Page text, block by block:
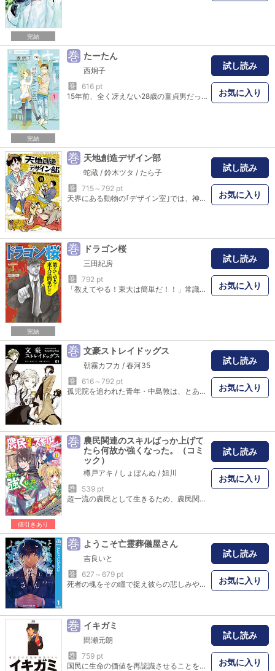
完結
完結
巻 たーたん
西炯子
巻
616 pt
15年前、全く冴えない28歳の童貞男だった上田敦は、 友人から赤ん坊を預かる。その友人は殺人を犯し刑務所に入ったのだ。 赤ん坊の名は鈴。敦は鈴を娘として懸命に育てた。 鈴は父を「たーたん」と呼ぶ。 父は出生について娘に何も話していない。鈴は何も知らない。 ワケあり父娘の心ヒリヒリコメディ！ 西炯子初の青年漫画誌連載作にして意欲作、待望の単行本第1巻。 ビッグコミックオリジナルにてシリーズ連載中。
試し読み
お気に入り
巻 天地創造デザイン部
蛇蔵 / 鈴木ツタ / たら子
巻
715～792 pt
天界にある動物の｢デザイン室｣では、神様(クライアント)からのムチャ振りを受けて、日々さまざまな動物がデザインされていた。｢ユニコーンってなんで存在しないの?｣｢美味しい生き物の条件って?｣｢海で最強の動物は?｣｢蛇と鳥、どっちが強い?｣など、面白くてためになるコメディ満載!! マンガの単行本とは思えない、登場した動物たちの図鑑も収録!! これを読めば、動物園や水族館が100倍楽しくなる!!
試し読み
お気に入り
完結
巻 ドラゴン桜
三田紀房
巻
792 pt
「教えてやる！東大は簡単だ！！」常識破り、処世術。弁護士・桜木による落ちこぼれ高校の再建計画、その内容は東大合格者100人！！ 日本のルールは東大を出たやつが作っている。だから……東大に入れ！！ もっとも効率的な学習法を教えよう！！
試し読み
お気に入り
巻 文豪ストレイドッグス
朝霧カフカ / 春河35
巻
616～792 pt
孤児院を追われた青年・中島敦は、とある自殺志願の男を助ける。男の名は太宰治…国木田、与謝野らと共に異能力集団「武装探偵社」に所属し、「人食い虎事件」を調査していて…！？ 新感覚横浜文豪異能力アクション！
試し読み
お気に入り
値引きあり
巻 農民関連のスキルばっか上げて
たら何故か強くなった。（コミ
ック）
樽戸アキ / しょぼんぬ / 姐川
巻
539 pt
超一流の農民として生きるため、農民関連のスキルに磨きをかけてきた青年アル・ウェインは、ついに最後の農民スキルレベルをもMAXにする。しかし農民関連スキルを極めたその時から、彼の生活は農民とは別方向に激変していき――。「小説家になろう」発、冒険ファンタージ待望のコミカライズ！
試し読み
お気に入り
巻 ようこそ亡霊葬儀屋さん
吉良いと
巻
627～679 pt
死者の魂をその瞳で捉え彼らの悲しみや後悔、そして残された人々にそっと寄り添う男がいた。これは、最期の願いを託された彼が営むある葬儀屋での物語。
試し読み
お気に入り
巻 イキガミ
間瀬元朗
巻
759 pt
国民に生命の価値を再認識させることを目的として制定された法律「国家繁栄維持法」。この法律の名のもと、1000人に1人の確率で国民に注入される特殊カプセルは、対象者が18～24歳の期間に破裂し、その者の命を奪う。そして、そんな「死」の24時間前に対象者のもとへと届く死亡予告証こそが、通称“逝き紙（イキガミ）”と呼ばれる一枚のカードである。武蔵川区の“イキガミ”配達員・藤本賢吾が、今回届ける対象者は…！？
試し読み
お気に入り